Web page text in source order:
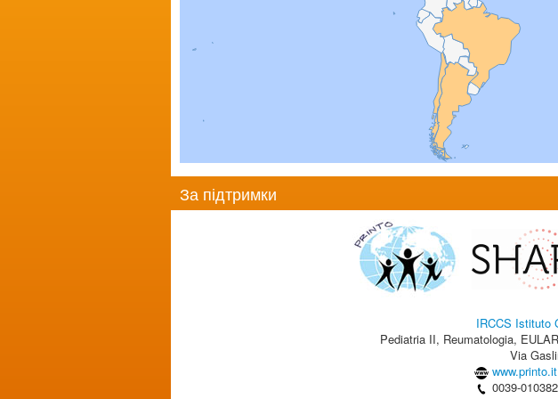
За підтримки
IRCCS Istituto
Pediatria II, Reumatologia,
Via
www.printo.it
0039-